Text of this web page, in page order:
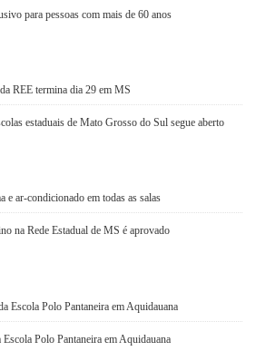
para pessoas com mais de 60 anos
REE termina dia 29 em MS
estaduais de Mato Grosso do Sul segue aberto
e ar-condicionado em todas as salas
na Rede Estadual de MS é aprovado
Escola Polo Pantaneira em Aquidauana
Polo Pantaneira em Aquidauana